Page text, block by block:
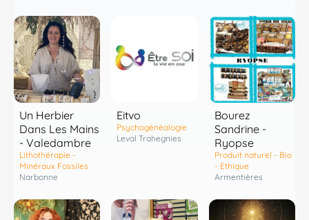
Un Herbier
Dans Les Mains
- Valedambre
Lithothérapie -
Minéraux Fossiles
Narbonne
Eitvo
Psychogénéalogie
Leval Trahegnies
Bourez
Sandrine -
Ryopse
Produit naturel - Bio
- Ethique
Armentières